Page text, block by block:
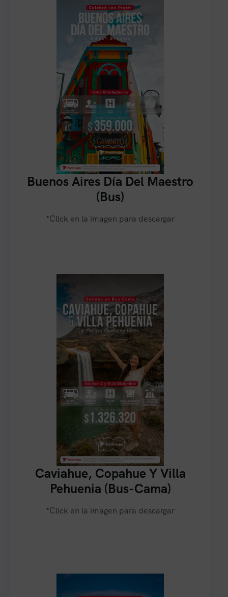
Buenos Aires Día Del Maestro
(Bus)
*Click en la imagen para descargar
Caviahue, Copahue Y Villa
Pehuenia (Bus-Cama)
*Click en la imagen para descargar